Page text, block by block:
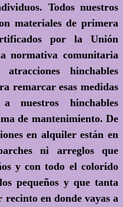
Todos nuestros
materiales de primera
por la Unión
normativa comunitaria
hinchables
remarcar esas medidas
nuestros hinchables
de mantenimiento. De
en alquiler están en
ni arreglos que
y con todo el colorido
pequeños y que tanta
en donde vayas a